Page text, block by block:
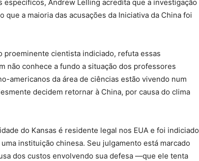
específicos, Andrew Lelling acredita que a investigação
a maioria das acusações da Iniciativa da China foi
proeminente cientista indiciado, refuta essas
não conhece a fundo a situação dos professores
americanos da área de ciências estão vivendo num
decidem retornar à China, por causa do clima
do Kansas é residente legal nos EUA e foi indiciado
instituição chinesa. Seu julgamento está marcado
dos custos envolvendo sua defesa —que ele tenta